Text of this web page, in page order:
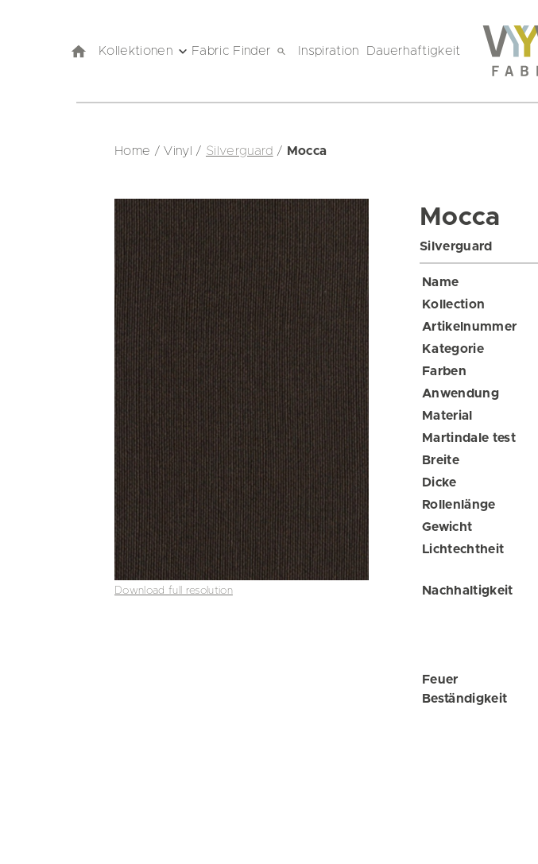
Kollektionen Fabric Finder Inspiration Dauerhaftigkeit
Home /Vinyl / Silverguard / Mocca
Download full resolution
Mocca
Silverguard
Name
Kollection
Artikelnummer
Kategorie
Farben
Anwendung
Material
Martindale test
Breite
Dicke
Rollenlänge
Gewicht
Lichtechtheit
Nachhaltigkeit
Feuer
Beständigkeit